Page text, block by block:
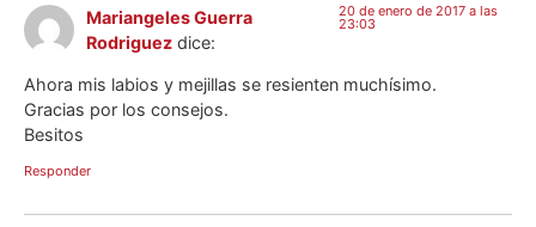
Mariangeles Guerra
Rodriguez dice:
20 de enero de 2017 a las
23:03
Ahora mis labios y mejillas se resienten muchísimo.
Gracias por los consejos.
Besitos
Responder